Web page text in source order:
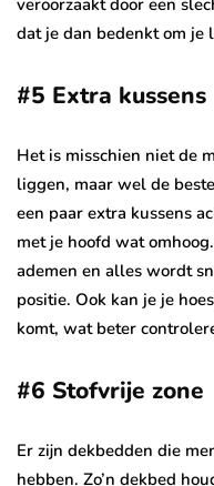
veroorzaakt door een
dat je dan bedenkt om
#5 Extra kussens
Het is misschien niet de
liggen, maar wel de
een paar extra kussens
met je hoofd wat
ademen en alles wordt
positie. Ook kan je je
komt, wat beter
#6 Stofvrije zone
Er zijn dekbedden die
hebben. Zo’n dekbed